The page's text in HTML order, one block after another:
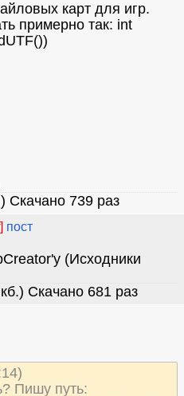
карт для игр.
примерно так: int
Скачано 739 раз
пост
(Исходники
Скачано 681 раз
Пишу путь: